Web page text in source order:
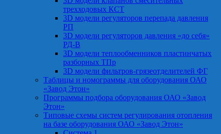
трехходовых КСТ
3D модели регуляторов перепада давления
РП
3D модели регуляторов давления «до себя»
РД-В
3D модели теплообменников пластинчатых
разборных ТПр
3D модели фильтров-грязеотделителей ФГ
Таблицы и номограммы для оборудования ОАО
«Завод Этон»
Программы подбора оборудования ОАО «Завод
Этон»
Типовые схемы систем регулирования отопления
на базе оборудования ОАО «Завод Этон»